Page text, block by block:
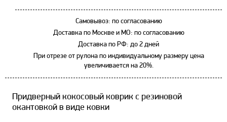
Самовывоз: по согласованию
Доставка по Москве и МО: по согласованию
Доставка по РФ: до 2 дней
При отрезе от рулона по индивидуальному размеру цена
увеличивается на 20%.
Придверный кокосовый коврик с резиновой
окантовкой в виде ковки